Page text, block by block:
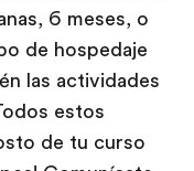
6 meses, o
de hospedaje
las actividades
estos
de tu curso